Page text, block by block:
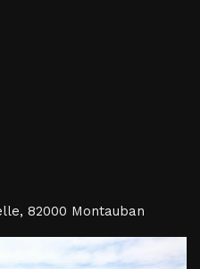
82000 Montauban